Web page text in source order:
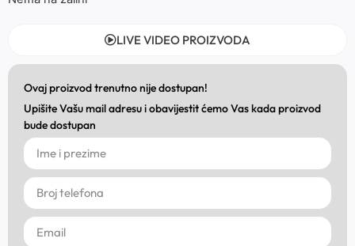
LIVE VIDEO PROIZVODA
Ovaj proizvod trenutno nije dostupan!
Upišite Vašu mail adresu i obavijestit ćemo Vas kada proizvod
bude dostupan